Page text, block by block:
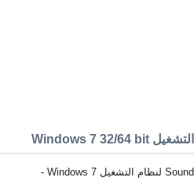
Sound Booster لنظام التشغيل Windows 7 -